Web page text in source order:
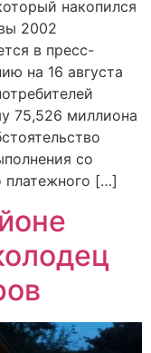
накопился
2002
в пресс-
на 16 августа
75,526 миллиона
со
платежного […]